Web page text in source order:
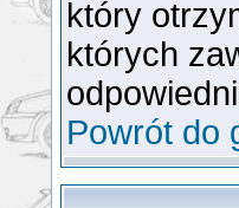
który
których
Powrót do